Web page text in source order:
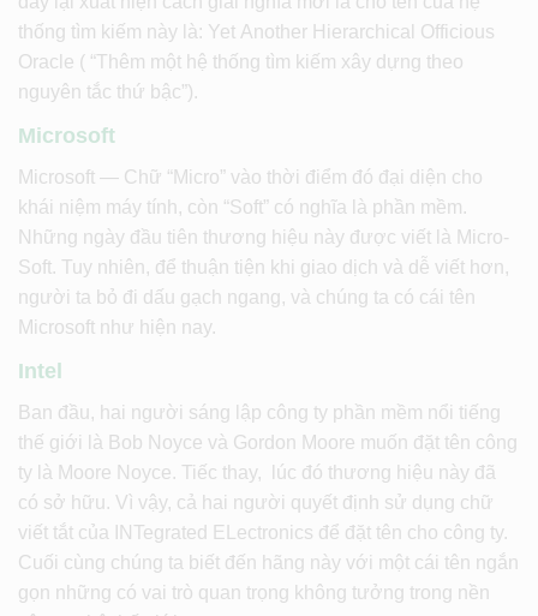
thống tìm kiếm này là: Yet Another Hierarchical Officious
Oracle ( “Thêm một hệ thống tìm kiếm xây dựng theo
nguyên tắc thứ bậc”).
Microsoft
Microsoft — Chữ “Micro” vào thời điểm đó đại diện cho
khái niệm máy tính, còn “Soft” có nghĩa là phần mềm.
Những ngày đầu tiên thương hiệu này được viết là Micro-
Soft. Tuy nhiên, để thuận tiện khi giao dịch và dễ viết hơn,
người ta bỏ đi dấu gạch ngang, và chúng ta có cái tên
Microsoft như hiện nay.
Intel
Ban đầu, hai người sáng lập công ty phần mềm nổi tiếng
thế giới là Bob Noyce và Gordon Moore muốn đặt tên công
ty là Moore Noyce. Tiếc thay, lúc đó thương hiệu này đã
có sở hữu. Vì vậy, cả hai người quyết định sử dụng chữ
viết tắt của INTegrated ELectronics để đặt tên cho công ty.
Cuối cùng chúng ta biết đến hãng này với một cái tên ngắn
gọn những có vai trò quan trọng không tưởng trong nền